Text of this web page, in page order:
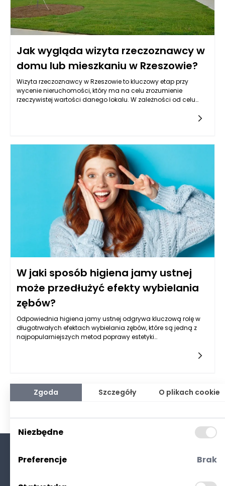
Jak wygląda wizyta rzeczoznawcy w
domu lub mieszkaniu w Rzeszowie?
Wizyta rzeczoznawcy w Rzeszowie to kluczowy etap przy
wycenie nieruchomości, który ma na celu zrozumienie
rzeczywistej wartości danego lokalu. W zależności od celu
nieruchomości lub osoby upoważnionej do reprezentowania
nieruchomości, aby dokonać obiektywnej oceny jej wartości
rynkowej. Proces ten rozpoczyna się od przygotowania
odpowiednich dokumentów, które właściciel powinien
zaprezentować podczas wizyty. Mogą to być m.in. akty
notarialne, mapy, plany zagospodarowania przestrzennego, a
także wszelkie zaświadczenia dotyczące stanu prawnego
nieruchomości.
W jaki sposób higiena jamy ustnej
może przedłużyć efekty wybielania
zębów?
Odpowiednia higiena jamy ustnej odgrywa kluczową rolę w
długotrwałych efektach wybielania zębów, które są jedną z
najpopularniejszych metod poprawy estetyki
się do znacznej zmiany w wyglądzie i pewności siebie danej
pielęgnacji jamy ustnej. Celem niniejszego artykułu jest
przedstawienie związku pomiędzy prawidłową higieną jamy
ustnej a trwałością efektów, jakie przynosi wybielanie zębów.
Zgoda Szczegóły O plikach cookie
Niezbędne
Preferencje Brak